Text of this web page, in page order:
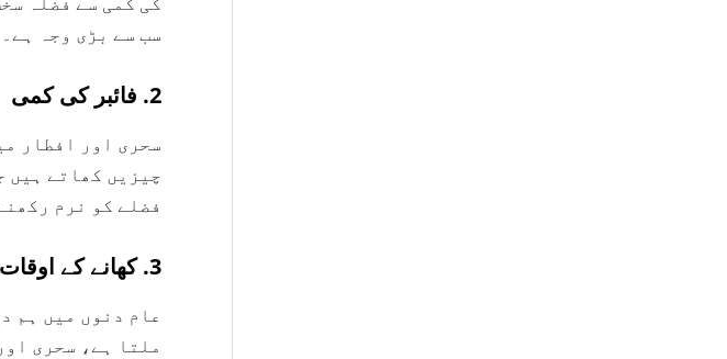
سب سے بڑی وجہ ہے۔
2. فائبر کی کمی
سحری اور افطار
چیزیں کھاتے ہیں
فضلے کو نرم
3. کھانے کے اوقات میں اچانک تبدیلی
عام دنوں میں ہم
ملتا ہے، سحری